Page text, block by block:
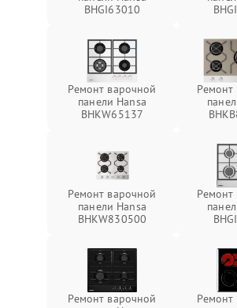
BHGI63010
Ремонт варочной
панели Hansa
BHKW65137
Ремонт
Ремонт варочной
панели Hansa
BHKW830500
Ремонт
Ремонт варочной
Ремонт